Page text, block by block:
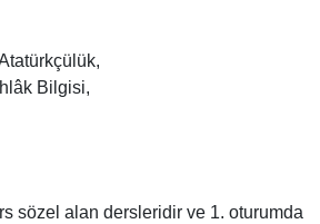
Bilgisi,
sözel alan dersleridir ve 1. oturumda